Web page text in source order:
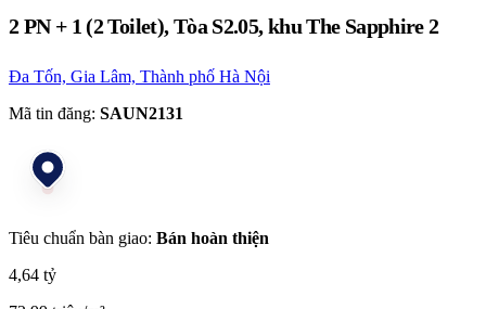
2 PN + 1 (2 Toilet), Tòa S2.05, khu The Sapphire 2
Đa Tốn, Gia Lâm, Thành phố Hà Nội
Mã tin đăng: SAUN2131
Tiêu chuẩn bàn giao: Bán hoàn thiện
4,64 tỷ